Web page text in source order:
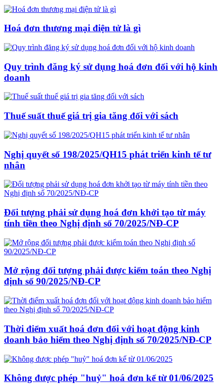
Hoá đơn thương mại điện tử là gì
Quy trình đăng ký sử dụng hoá đơn đối với hộ kinh
doanh
Thuế suất thuế giá trị gia tăng đối với sách
Nghị quyết số 198/2025/QH15 phát triển kinh tế tư
nhân
Đối tượng phải sử dụng hoá đơn khởi tạo từ máy
tính tiền theo Nghị định số 70/2025/NĐ-CP
Mở rộng đối tượng phải được kiểm toán theo Nghị
định số 90/2025/NĐ-CP
Thời điểm xuất hoá đơn đối với hoạt động kinh
doanh bảo hiểm theo Nghị định số 70/2025/NĐ-CP
Không được phép "huỷ" hoá đơn kể từ 01/06/2025